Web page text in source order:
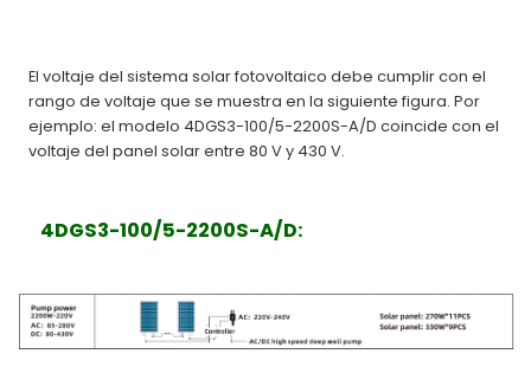
El voltaje del sistema solar fotovoltaico debe cumplir con el
rango de voltaje que se muestra en la siguiente figura. Por
ejemplo: el modelo 4DGS3-100/5-2200S-A/D coincide con el
voltaje del panel solar entre 80 V y 430 V.
4DGS3-100/5-2200S-A/D: